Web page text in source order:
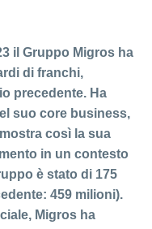
il Gruppo Migros ha
di franchi,
precedente. Ha
suo core business,
così la sua
in un contesto
è stato di 175
459 milioni).
Migros ha